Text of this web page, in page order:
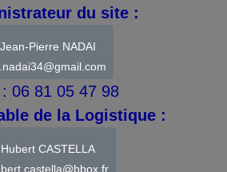
du site :
Jean-Pierre NADAI
: 06 81 05 47 98
de la Logistique :
Hubert CASTELLA